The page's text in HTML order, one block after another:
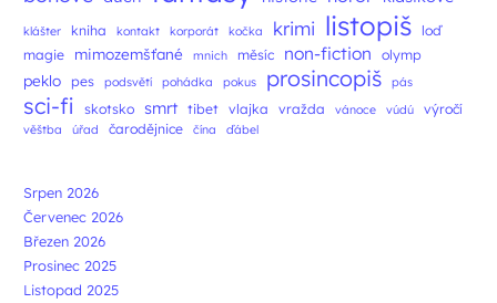
klášter kniha kontakt korporát kočka krimi listopiš
loď
magie
mimozemšťané mnich měsíc non-fiction olymp
peklo pes podsvětí pohádka pokus prosincopiš pás
sci-fi skotsko smrt tibet vlajka vražda vánoce vúdú výročí
věštba úřad čarodějnice čína ďábel
Srpen 2026
Červenec 2026
Březen 2026
Prosinec 2025
Listopad 2025